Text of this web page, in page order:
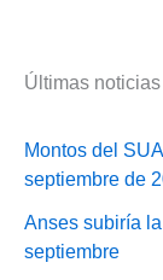
Últimas noticias
Montos del
septiembre de
Anses subiría
septiembre